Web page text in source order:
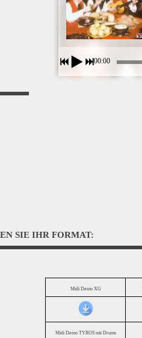
00:00
SIE IHR FORMAT:
Midi Demo XG
Midi Demo TYROS mit Drums